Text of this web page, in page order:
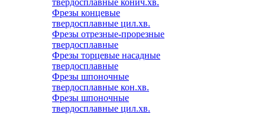
твердосплавные конич.хв.
Фрезы концевые
твердосплавные цил.хв.
Фрезы отрезные-прорезные
твердосплавные
Фрезы торцевые насадные
твердосплавные
Фрезы шпоночные
твердосплавные кон.хв.
Фрезы шпоночные
твердосплавные цил.хв.